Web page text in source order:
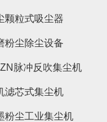
颗粒式吸尘器
粉尘除尘设备
脉冲反吹集尘机
滤芯式集尘机
粉尘工业集尘机